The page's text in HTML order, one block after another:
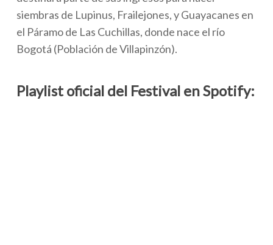
siembras de Lupinus, Frailejones, y Guayacanes en
el Páramo de Las Cuchillas, donde nace el río
Bogotá (Población de Villapinzón).
Playlist oficial del Festival en Spotify: